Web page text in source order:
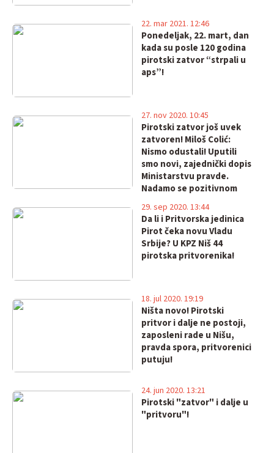
Ponedeljak, 22. mart, dan
kada su posle 120 godina
pirotski zatvor “strpali u
aps”!
22. mar 2021. 12:46
Pirotski zatvor još uvek
zatvoren! Miloš Colić:
Nismo odustali! Uputili
smo novi, zajednički dopis
Ministarstvu pravde.
Nadamo se pozitivnom
27. nov 2020. 10:45
Da li i Pritvorska jedinica
Pirot čeka novu Vladu
Srbije? U KPZ Niš 44
pirotska pritvorenika!
29. sep 2020. 13:44
Ništa novo! Pirotski
pritvor i dalje ne postoji,
zaposleni rade u Nišu,
pravda spora, pritvorenici
putuju!
18. jul 2020. 19:19
Pirotski "zatvor" i dalje u
"pritvoru"!
24. jun 2020. 13:21